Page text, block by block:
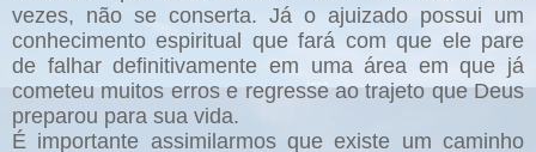
vezes, não se conserta. Já o ajuizado possui um
conhecimento espiritual que fará com que ele pare
de falhar definitivamente em uma área em que já
cometeu muitos erros e regresse ao trajeto que Deus
preparou para sua vida.
É importante assimilarmos que existe um caminho